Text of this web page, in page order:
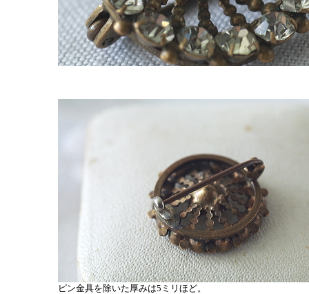
ピン金具を除いた厚みは5ミリほど。